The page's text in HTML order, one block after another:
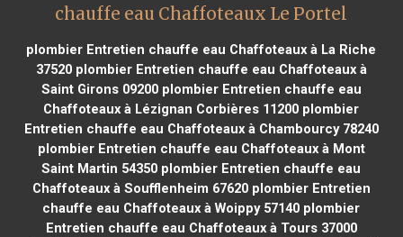
chauffe eau Chaffoteaux Le Portel
plombier Entretien chauffe eau Chaffoteaux à La Riche
37520plombier Entretien chauffe eau Chaffoteaux à
Saint Girons 09200plombier Entretien chauffe eau
Chaffoteaux à Lézignan Corbières 11200 plombier
Entretien chauffe eau Chaffoteaux à Chambourcy 78240
plombier Entretien chauffe eau Chaffoteaux à Mont
Saint Martin 54350 plombier Entretien chauffe eau
Chaffoteaux à Soufflenheim 67620plombier Entretien
chauffe eau Chaffoteaux à Woippy 57140 plombier
Entretien chauffe eau Chaffoteaux à Tours 37000